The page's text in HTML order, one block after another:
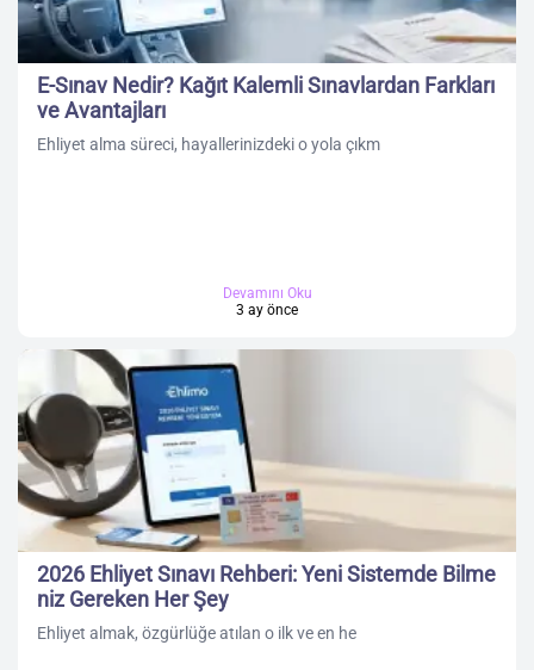
E-Sınav Nedir? Kağıt Kalemli Sınavlardan Farkları
ve Avantajları
Ehliyet alma süreci, hayallerinizdeki o yola çıkm
Devamını Oku
3 ay önce
2026 Ehliyet Sınavı Rehberi: Yeni Sistemde Bilme
niz Gereken Her Şey
Ehliyet almak, özgürlüğe atılan o ilk ve en he